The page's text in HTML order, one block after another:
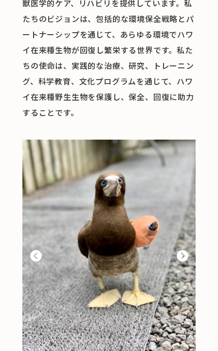
獣医学的ケア、リハビリを提供しています。私
たちのビジョンは、包括的な環境保全戦略とパ
ートナーシップを通じて、あらゆる環境でハワ
イ在来種生物が回復し繁栄する世界です。私た
ちの使命は、実践的な治療、研究、トレーニン
グ、科学教育、文化プログラムを通じて、ハワ
イ在来種野生生物を保護し、保全、回復に助力
することです。
Previous Next